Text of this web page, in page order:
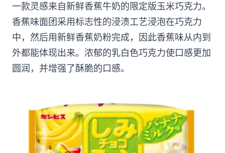
一款灵感来自新鲜香蕉牛奶的限定版玉米巧克力。
香蕉味面团采用标志性的浸渍工艺浸泡在巧克力
中，然后用新鲜香蕉奶粉完成，因此香蕉味从内到
外都能体现出来。浓郁的乳白色巧克力使口感更加
圆润，并增强了酥脆的口感。